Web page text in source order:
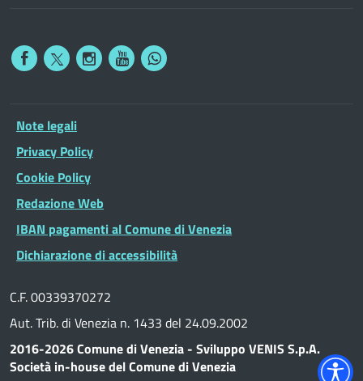
Note legali
Privacy Policy
Cookie Policy
Redazione Web
IBAN pagamenti al Comune di Venezia
Dichiarazione di accessibilità
C.F. 00339370272
Aut. Trib. di Venezia n. 1433 del 24.09.2002
2016-2026 Comune di Venezia - Sviluppo VENIS S.p.A.
Società in-house del Comune di Venezia